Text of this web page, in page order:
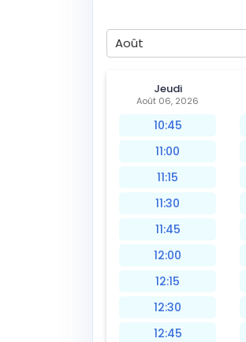
Août
Jeudi
Août 06, 2026
10:45
11:00
11:15
11:30
11:45
12:00
12:15
12:30
12:45